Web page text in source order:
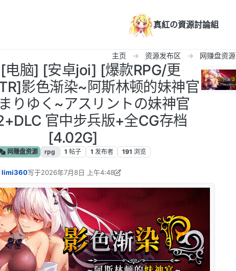
真紅の資源討論組
主页 资源发布区 网赚盘资源
电脑] [安卓joi] [爆款RPG/更
影色渐染~阿斯林顿的妹神官
りゆく~アスリントの妹神官
官中步兵版+全CG存档
[4.02G]
网赚盘资源 rpg 1 帖子 1 发布者 191 浏览
limi360写于2026年7月8日 上午4:48
最后由 limi360 编辑2026年7月7日 下午11:51